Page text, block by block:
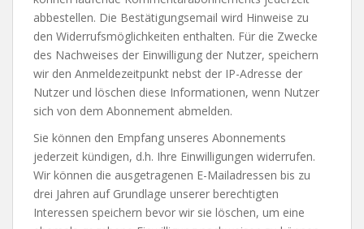
abbestellen. Die Bestätigungsemail wird Hinweise zu
den Widerrufsmöglichkeiten enthalten. Für die Zwecke
des Nachweises der Einwilligung der Nutzer, speichern
wir den Anmeldezeitpunkt nebst der IP-Adresse der
Nutzer und löschen diese Informationen, wenn Nutzer
sich von dem Abonnement abmelden.
Sie können den Empfang unseres Abonnements
jederzeit kündigen, d.h. Ihre Einwilligungen widerrufen.
Wir können die ausgetragenen E-Mailadressen bis zu
drei Jahren auf Grundlage unserer berechtigten
Interessen speichern bevor wir sie löschen, um eine